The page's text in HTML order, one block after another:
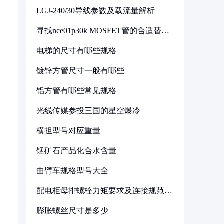
LGJ-240/30导线参数及载流量解析
寻找nce01p30k MOSFET管的合适替代
电梯的尺寸有哪些规格
镀锌方管尺寸一般有哪些
铝方管有哪些常见规格
光线传媒参投三国的星空爆冷
横担型号对应重量
锰矿石产品化合水含量
曲臂车规格型号大全
配电柜母排螺栓力矩要求及连接规范详
膨胀螺丝尺寸是多少